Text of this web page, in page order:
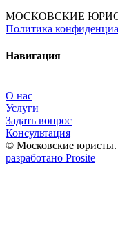
МОСКОВСКИЕ
Политика
Навигация
О нас
Услуги
Задать вопрос
Консультация
© Московские юристы.
разработано Prosite